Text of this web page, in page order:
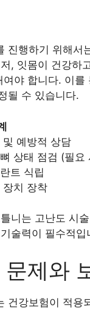
진행하기 위해서
, 잇몸이 건강하
여야 합니다. 이를
될 수 있습니다.
및 예방적 상담
상태 점검 (필요
트 식립
장치 장착
니는 고난도 시
술력이 필수적입
제와
건강보험이 적용